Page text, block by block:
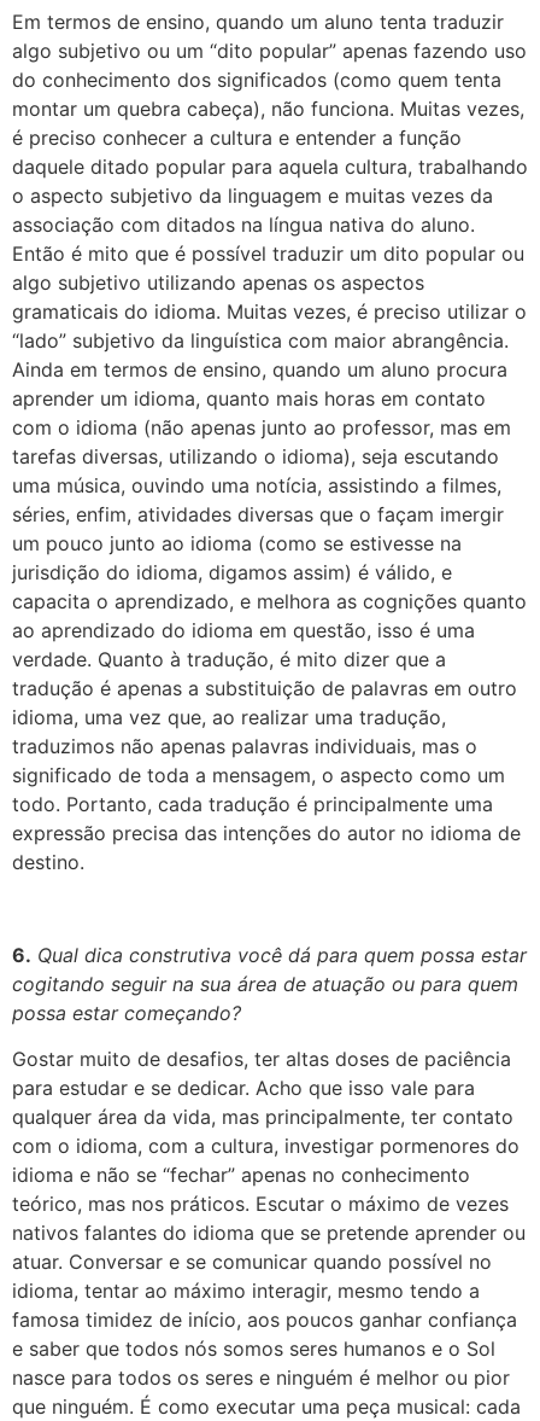
Em termos de ensino, quando um aluno tenta traduzir
algo subjetivo ou um “dito popular” apenas fazendo uso
do conhecimento dos significados (como quem tenta
montar um quebra cabeça), não funciona. Muitas vezes,
é preciso conhecer a cultura e entender a função
daquele ditado popular para aquela cultura, trabalhando
o aspecto subjetivo da linguagem e muitas vezes da
associação com ditados na língua nativa do aluno.
Então é mito que é possível traduzir um dito popular ou
algo subjetivo utilizando apenas os aspectos
gramaticais do idioma. Muitas vezes, é preciso utilizar o
“lado” subjetivo da linguística com maior abrangência.
Ainda em termos de ensino, quando um aluno procura
aprender um idioma, quanto mais horas em contato
com o idioma (não apenas junto ao professor, mas em
tarefas diversas, utilizando o idioma), seja escutando
uma música, ouvindo uma notícia, assistindo a filmes,
séries, enfim, atividades diversas que o façam imergir
um pouco junto ao idioma (como se estivesse na
jurisdição do idioma, digamos assim) é válido, e
capacita o aprendizado, e melhora as cognições quanto
ao aprendizado do idioma em questão, isso é uma
verdade. Quanto à tradução, é mito dizer que a
tradução é apenas a substituição de palavras em outro
idioma, uma vez que, ao realizar uma tradução,
traduzimos não apenas palavras individuais, mas o
significado de toda a mensagem, o aspecto como um
todo. Portanto, cada tradução é principalmente uma
expressão precisa das intenções do autor no idioma de
destino.
6. Qual dica construtiva você dá para quem possa estar
cogitando seguir na sua área de atuação ou para quem
possa estar começando?
Gostar muito de desafios, ter altas doses de paciência
para estudar e se dedicar. Acho que isso vale para
qualquer área da vida, mas principalmente, ter contato
com o idioma, com a cultura, investigar pormenores do
idioma e não se “fechar” apenas no conhecimento
teórico, mas nos práticos. Escutar o máximo de vezes
nativos falantes do idioma que se pretende aprender ou
atuar. Conversar e se comunicar quando possível no
idioma, tentar ao máximo interagir, mesmo tendo a
famosa timidez de início, aos poucos ganhar confiança
e saber que todos nós somos seres humanos e o Sol
nasce para todos os seres e ninguém é melhor ou pior
que ninguém. É como executar uma peça musical: cada